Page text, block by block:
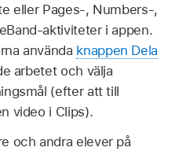
eller Pages-, Numbers-,
aktiviteter i appen.
använda knappen Dela
arbetet och välja
(efter att till
video i Clips).
och andra elever på